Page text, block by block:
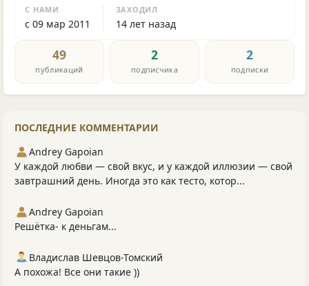
С НАМИ
с 09 мар 2011
ЗАХОДИЛ
14 лет назад
49
публикаций
2
подписчика
2
подписки
ПОСЛЕДНИЕ КОММЕНТАРИИ
Andrey Gapoian
У каждой любви — свой вкус, и у каждой иллюзии — свой
завтрашний день. Иногда это как тесто, котор...
Andrey Gapoian
Решётка- к деньгам...
Владислав Шевцов-Томский
А похожа! Все они такие ))